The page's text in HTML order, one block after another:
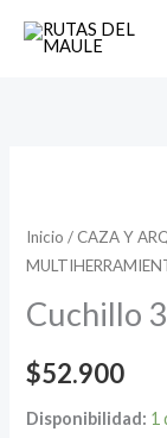
Inicio / CAZA Y
Cuchillo
$52.900
Disponibilidad: 1
cantidad